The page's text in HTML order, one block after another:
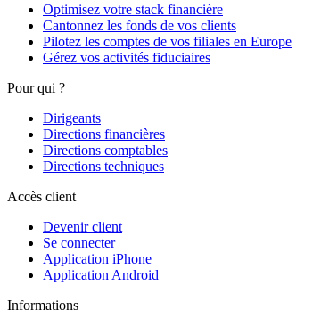
Optimisez votre stack financière
Cantonnez les fonds de vos clients
Pilotez les comptes de vos filiales en Europe
Gérez vos activités fiduciaires
Pour qui ?
Dirigeants
Directions financières
Directions comptables
Directions techniques
Accès client
Devenir client
Se connecter
Application iPhone
Application Android
Informations